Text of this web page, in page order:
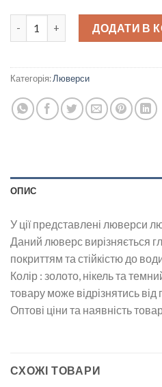
Люверс Люкс 0,5 см quantity
ДОДАТИ В
Категорія:Люверси
ОПИС
У ції представлені люверси
Даний люверс вирізняється
покриттям та стійкістю до
Колір : золото, нікель та
товару може відрізнятись від
Оптові ціни та наявність
СХОЖІ ТОВАРИ